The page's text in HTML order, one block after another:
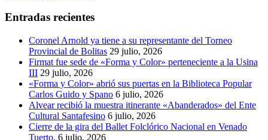
Entradas recientes
Coronel Arnold ya tiene a su representante del Torneo
Provincial de Bolitas 29 julio, 2026
Firmat fue sede de «Forma y Color» perteneciente a la Usina
III 29 julio, 2026
«Forma y Color» abrió sus puertas en la Biblioteca Popular
Carlos Guido y Spano 6 julio, 2026
Alvear recibió la muestra itinerante «Abanderados» del Ente
Cultural Santafesino 6 julio, 2026
Cierre de la gira del Ballet Folclórico Nacional en Venado
Tuerto. 6 julio, 2026